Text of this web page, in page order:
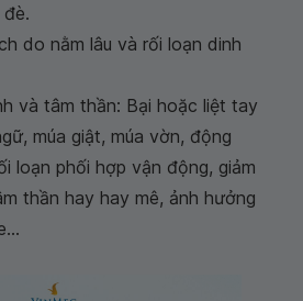
do nằm lâu và rối loạn dinh
và tâm thần: Bại hoặc liệt tay
múa giật, múa vờn, động
loạn phối hợp vận động, giảm
thần hay hay mê, ảnh hưởng